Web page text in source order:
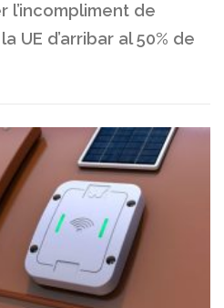
l’incompliment de
UE d’arribar al 50% de